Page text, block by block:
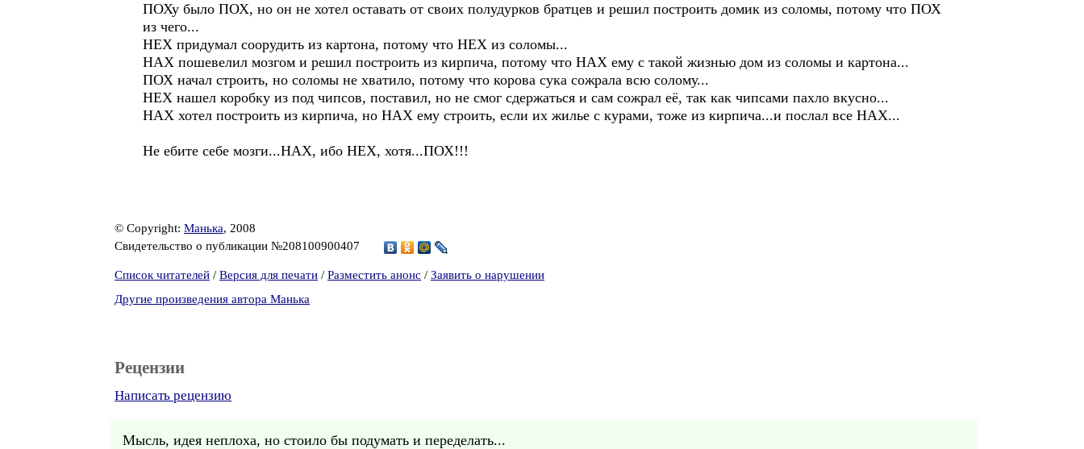
ПОХу было ПОХ, но он не хотел оставать от своих полудурков братцев и решил построить домик из соломы, потому что ПОХ
из чего...
НЕХ придумал соорудить из картона, потому что НЕХ из соломы...
НАХ пошевелил мозгом и решил построить из кирпича, потому что НАХ ему с такой жизнью дом из соломы и картона...
ПОХ начал строить, но соломы не хватило, потому что корова сука сожрала всю солому...
НЕХ нашел коробку из под чипсов, поставил, но не смог сдержаться и сам сожрал её, так как чипсами пахло вкусно...
НАХ хотел построить из кирпича, но НАХ ему строить, если их жилье с курами, тоже из кирпича...и послал все НАХ...
Не ебите себе мозги...НАХ, ибо НЕХ, хотя...ПОХ!!!
© Copyright: Манька, 2008
Свидетельство о публикации №208100900407
Список читателей / Версия для печати / Разместить анонс / Заявить о нарушении
Другие произведения автора Манька
Рецензии
Написать рецензию
Мысль, идея неплоха, но стоило бы подумать и переделать...